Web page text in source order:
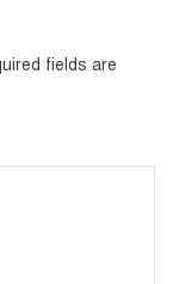
fields are